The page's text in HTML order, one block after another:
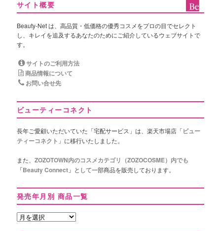
サイト概要
Beauty-Net は、高品質・低価格の優秀コスメをプロの目でセレクト
し、キレイを追及するあなたのためにご紹介しているウェブサイトで
す。
サイトのご利用方法
商品情報について
お問い合せ先
ビューティーコネクト
長年ご愛顧いただいていた「宅配サービス」は、楽天市場店「ビュー
ティーコネクト 」に移行いたしました。
また、ZOZOTOWN内のコスメカテゴリ（ZOZOCOSME）内でも
「Beauty Connect」として一部商品を販売しております。
発売年月別 商品一覧
発